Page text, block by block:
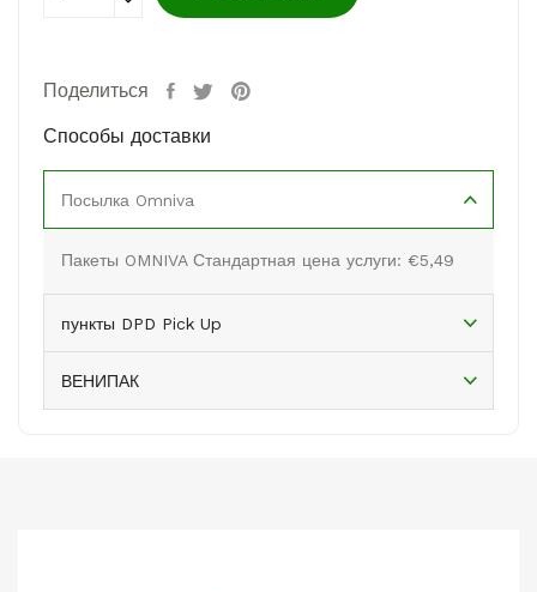
Поделиться
Способы доставки
Посылка Omniva
Пакеты OMNIVA Стандартная цена услуги: €5,49
пункты DPD Pick Up
ВЕНИПАК